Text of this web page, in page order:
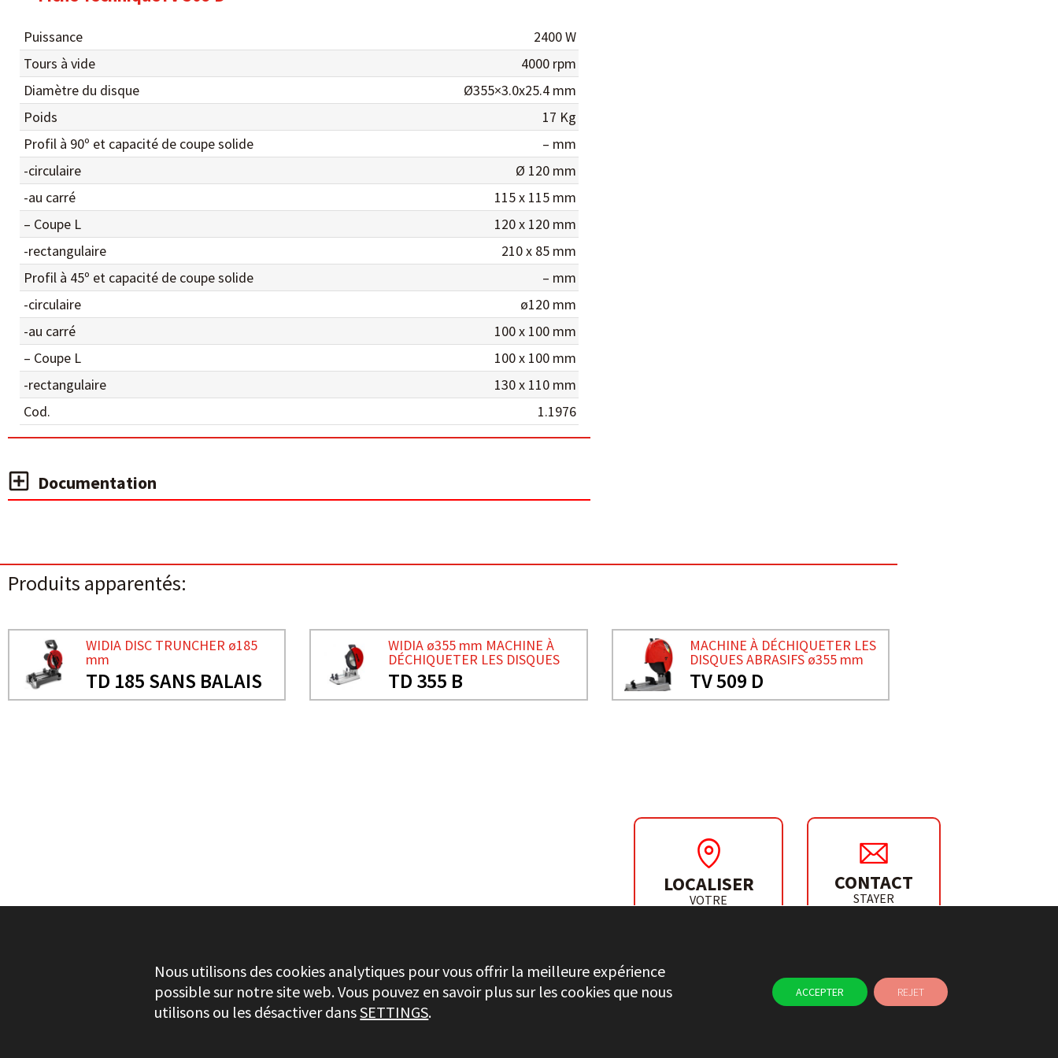
Puissance
2400 W
Tours à vide
4000 rpm
Diamètre du disque
Ø355×3.0x25.4 mm
Poids
17 Kg
Profil à 90º et capacité de coupe solide
– mm
-circulaire
Ø 120 mm
-au carré
115 x 115 mm
– Coupe L
120 x 120 mm
-rectangulaire
210 x 85 mm
Profil à 45º et capacité de coupe solide
– mm
-circulaire
ø120 mm
-au carré
100 x 100 mm
– Coupe L
100 x 100 mm
-rectangulaire
130 x 110 mm
Cod.
1.1976
Documentation
Produits apparentés:
WIDIA DISC TRUNCHER ø185
mm
TD 185 SANS BALAIS
WIDIA ø355 mm MACHINE À
DÉCHIQUETER LES DISQUES
TD 355 B
MACHINE À DÉCHIQUETER LES
DISQUES ABRASIFS ø355 mm
TV 509 D
TV 509 D
LOCALISER
VOTRE
CONTACT
STAYER
ACTUALITÉS CONTACT
Nous utilisons des cookies analytiques pour vous offrir la meilleure expérience
possible sur notre site web. Vous pouvez en savoir plus sur les cookies que nous
utilisons ou les désactiver dansSETTINGS.
ACCEPTER REJET